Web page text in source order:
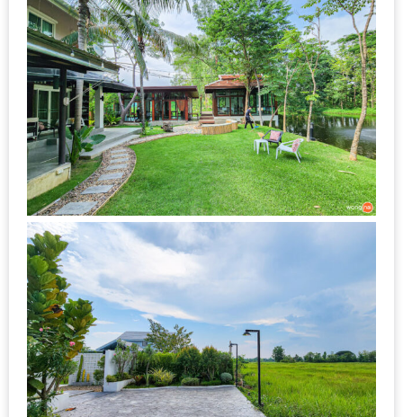
เมนู
เด็ด
จาก
ANNA
FARM
ที่
เอาชนะ
ใจ
กรรมการ
จาก
THE
DISH
EVENT
ที่
ต้อง
ห้าม